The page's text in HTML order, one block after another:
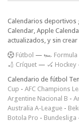
Calendarios deportivos
Calendar, Apple
actualizados, y sin crear
Fútbol — 🏎️ Formula
🏏 Críquet — 🏑 Hockey
Calendario de fútbol
Cup - AFC Champions
Argentine Nacional B -
Australia A-League -
Botola Pro - Bundesliga